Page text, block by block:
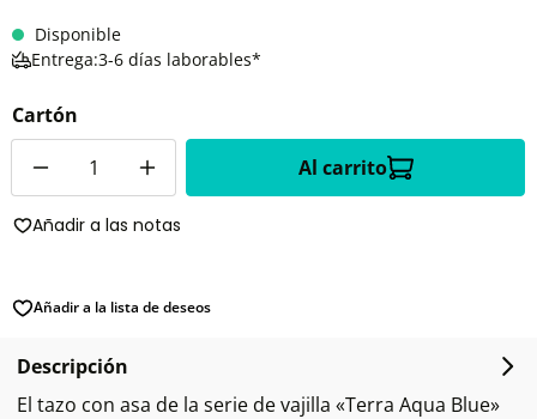
Disponible
Entrega:3-6 días laborables*
Cartón
Al carrito
Añadir a las notas
Añadir a la lista de deseos
Descripción
El tazo con asa de la serie de vajilla «Terra Aqua Blue»